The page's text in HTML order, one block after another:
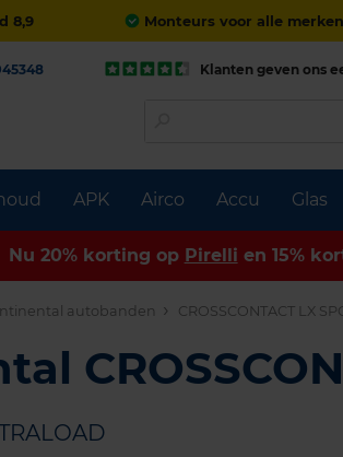
8,9 Monteurs voor alle
APK Airco Accu Glas
Klanten geven ons
Nu 20% korting op Pirelli en 15%
autobanden CROSSCONTACT LX